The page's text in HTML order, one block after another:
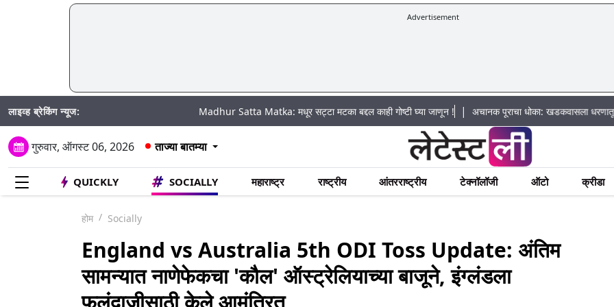
Advertisement
लाइव्ह ब्रेकिंग न्यूज: Madhur Satta Matka: मधूर सट्टा मटका बद्दल काही गोष्टी घ्या जाणून !|अचानक पूराचा धोका: खडकवासला धरणातून मुठानदी
गुरुवार, ऑगस्ट 06, 2026 ताज्या बातम्या
QUICKLY SOCIALLY महाराष्ट्र राष्ट्रीय आंतरराष्ट्रीय टेक्नॉलॉजी ऑटो क्रीडा
होम Socially
England vs Australia 5th ODI Toss Update: अंतिम
सामन्यात नाणेफेकचा 'कौल' ऑस्ट्रेलियाच्या बाजूने, इंग्लंडला